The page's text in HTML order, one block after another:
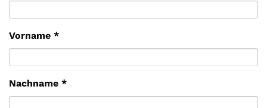
Vorname *
Nachname *